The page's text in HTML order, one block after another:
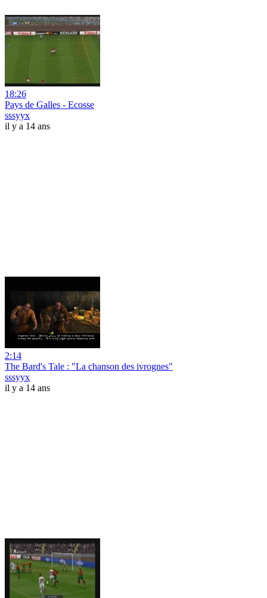
18:26
Pays de Galles - Ecosse
sssyyx
il y a 14 ans
2:14
The Bard's Tale : "La chanson des ivrognes"
sssyyx
il y a 14 ans